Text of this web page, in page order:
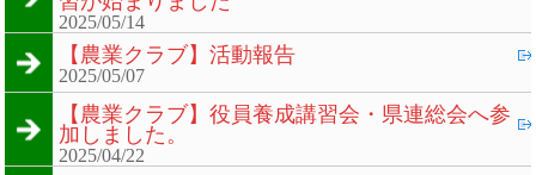
2025/05/14
【農業クラブ】活動報告
2025/05/07
【農業クラブ】役員養成講習会・県連総会へ参
加しました。
2025/04/22